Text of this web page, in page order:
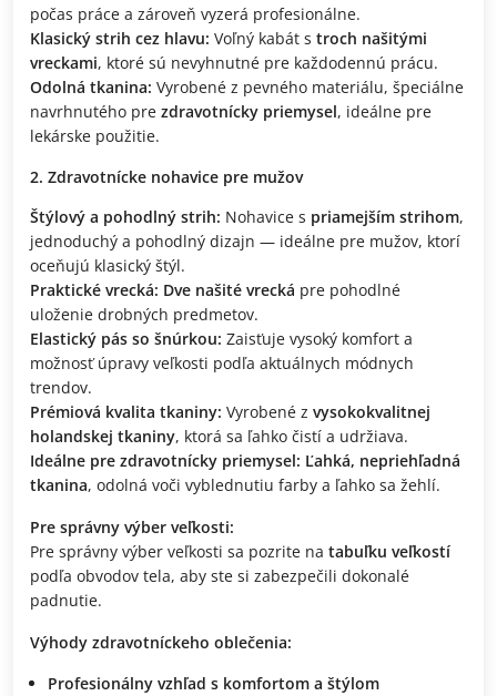
počas práce a zároveň vyzerá profesionálne.
Klasický strih cez hlavu: Voľný kabát s troch našitými
vreckami, ktoré sú nevyhnutné pre každodennú prácu.
Odolná tkanina: Vyrobené z pevného materiálu, špeciálne
navrhnutého pre zdravotnícky priemysel, ideálne pre
lekárske použitie.
Zdravotnícke nohavice pre mužov
Štýlový a pohodlný strih: Nohavice s priamejším strihom,
jednoduchý a pohodlný dizajn — ideálne pre mužov, ktorí
oceňujú klasický štýl.
Praktické vrecká: Dve našité vrecká pre pohodlné
uloženie drobných predmetov.
Elastický pás so šnúrkou: Zaisťuje vysoký komfort a
možnosť úpravy veľkosti podľa aktuálnych módnych
trendov.
Prémiová kvalita tkaniny: Vyrobené z vysokokvalitnej
holandskej tkaniny, ktorá sa ľahko čistí a udržiava.
Ideálne pre zdravotnícky priemysel: Ľahká, nepriehľadná
tkanina, odolná voči vyblednutiu farby a ľahko sa žehlí.
Pre správny výber veľkosti:
Pre správny výber veľkosti sa pozrite na tabuľku veľkostí
podľa obvodov tela, aby ste si zabezpečili dokonalé
padnutie.
Výhody zdravotníckeho oblečenia:
Profesionálny vzhľad s komfortom a štýlom